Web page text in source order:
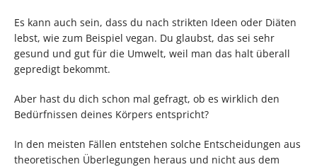
Es kann auch sein, dass du nach strikten Ideen oder Diäten
lebst, wie zum Beispiel vegan. Du glaubst, das sei sehr
gesund und gut für die Umwelt, weil man das halt überall
gepredigt bekommt.
Aber hast du dich schon mal gefragt, ob es wirklich den
Bedürfnissen deines Körpers entspricht?
In den meisten Fällen entstehen solche Entscheidungen aus
theoretischen Überlegungen heraus und nicht aus dem